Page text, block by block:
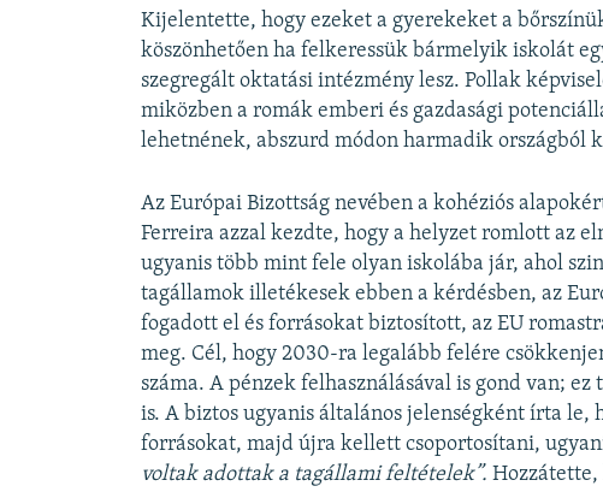
Kijelentette, hogy ezeket a gyerekeket a
köszönhetően ha felkeressük bármelyik iskolát
szegregált oktatási intézmény lesz. Pollak
miközben a romák emberi és gazdasági
lehetnének, abszurd módon harmadik országból
Az Európai Bizottság nevében a kohéziós
Ferreira azzal kezdte, hogy a helyzet romlott az
ugyanis több mint fele olyan iskolába jár, ahol
tagállamok illetékesek ebben a kérdésben, az
fogadott el és forrásokat biztosított, az EU
meg. Cél, hogy 2030-ra legalább felére
száma. A pénzek felhasználásával is gond van;
is. A biztos ugyanis általános jelenségként írta le,
forrásokat, majd újra kellett csoportosítani,
voltak adottak a tagállami feltételek”. Hozzátette,